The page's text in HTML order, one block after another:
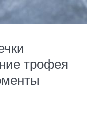
трофея